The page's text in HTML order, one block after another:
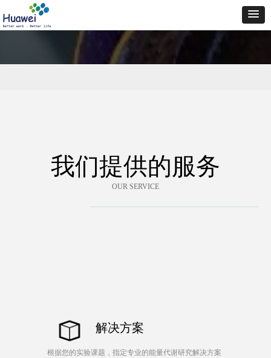
OUR SERVICE
我们提供的服务
根据您的实验课题，指定专业的能量代谢研究解决方案
解决方案